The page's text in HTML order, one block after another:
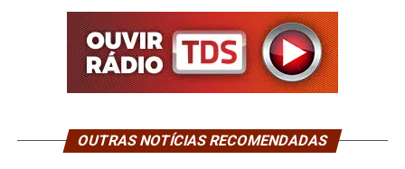
OUTRAS NOTÍCIAS RECOMENDADAS